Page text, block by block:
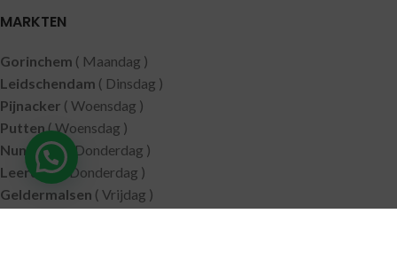
MARKTEN
Gorinchem ( Maandag )
Leidschendam ( Dinsdag )
Pijnacker ( Woensdag )
Putten( Woensdag )
Nunspeet( Donderdag )
Leerdam( Donderdag )
Geldermalsen ( Vrijdag )